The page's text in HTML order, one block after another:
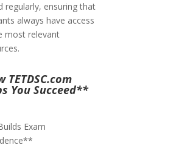
regularly, ensuring that
always have access
most relevant
TETDSC.com
You Succeed**
Exam